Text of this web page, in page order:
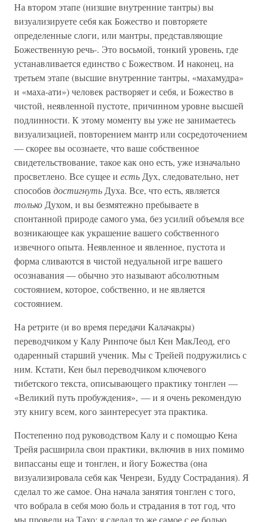
На втором этапе (низшие внутренние тантры) вы
визуализируете себя как Божество и повторяете
определенные слоги, или мантры, представляющие
Божественную речь-. Это восьмой, тонкий уровень, где
устанавливается единство с Божеством. И наконец, на
третьем этапе (высшие внутренние тантры, «махамудра»
и «маха-ати») человек растворяет и себя, и Божество в
чистой, неявленной пустоте, причинном уровне высшей
подлинности. К этому моменту вы уже не занимаетесь
визуализацией, повторением мантр или сосредоточением
— скорее вы осознаете, что ваше собственное
свидетельствование, такое как оно есть, уже изначально
просветлено. Все сущее и есть Дух, следовательно, нет
способов достигнуть Духа. Все, что есть, является
только Духом, и вы безмятежно пребываете в
спонтанной природе самого ума, без усилий объемля все
возникающее как украшение вашего собственного
извечного опыта. Неявленное и явленное, пустота и
форма сливаются в чистой недуальной игре вашего
осознавания — обычно это называют абсолютным
состоянием, которое, собственно, и не является
состоянием.
На ретрите (и во время передачи Калачакры)
переводчиком у Калу Ринпоче был Кен МакЛеод, его
одаренный старший ученик. Мы с Трейей подружились с
ним. Кстати, Кен был переводчиком ключевого
тибетского текста, описывающего практику тонглен —
«Великий путь пробуждения», — и я очень рекомендую
эту книгу всем, кого заинтересует эта практика.
Постепенно под руководством Калу и с помощью Кена
Трейя расширила свои практики, включив в них помимо
випассаны еще и тонглен, и йогу Божества (она
визуализировала себя как Ченрези, Будду Сострадания). Я
сделал то же самое. Она начала занятия тонглен с того,
что вобрала в себя мою боль и страдания в тот год, что
мы провели на Тахо; я сделал то же самое с ее болью.